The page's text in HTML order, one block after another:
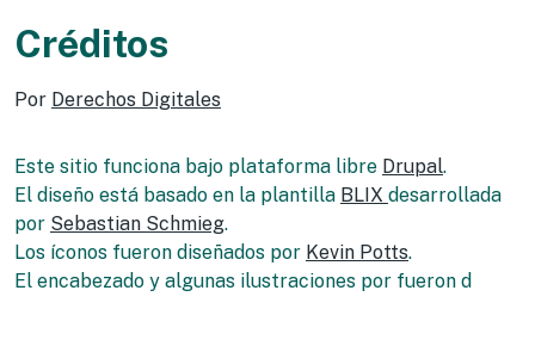
Créditos
Por Derechos Digitales
Este sitio funciona bajo plataforma libre Drupal.
El diseño está basado en la plantilla BLIX desarrollada
por Sebastian Schmieg.
Los íconos fueron diseñados por Kevin Potts.
El encabezado y algunas ilustraciones por fueron d